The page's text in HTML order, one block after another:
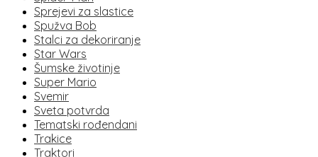
Sprejevi za slastice
Spužva Bob
Stalci za dekoriranje
Star Wars
Šumske životinje
Super Mario
Svemir
Sveta potvrda
Tematski rođendani
Trakice
Traktori